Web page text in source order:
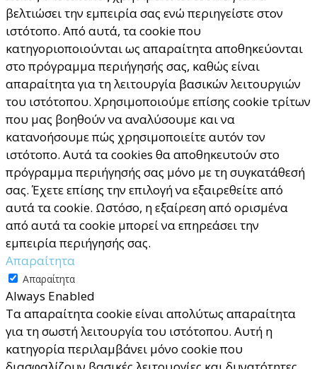
βελτιώσει την εμπειρία σας ενώ περιηγείστε στον
ιστότοπο. Από αυτά, τα cookie που
κατηγοριοποιούνται ως απαραίτητα αποθηκεύονται
στο πρόγραμμα περιήγησής σας, καθώς είναι
απαραίτητα για τη λειτουργία βασικών λειτουργιών
του ιστότοπου. Χρησιμοποιούμε επίσης cookie τρίτων
που μας βοηθούν να αναλύσουμε και να
κατανοήσουμε πώς χρησιμοποιείτε αυτόν τον
ιστότοπο. Αυτά τα cookies θα αποθηκευτούν στο
πρόγραμμα περιήγησής σας μόνο με τη συγκατάθεσή
σας. Έχετε επίσης την επιλογή να εξαιρεθείτε από
αυτά τα cookie. Ωστόσο, η εξαίρεση από ορισμένα
από αυτά τα cookie μπορεί να επηρεάσει την
εμπειρία περιήγησής σας.
Απαραίτητα
Απαραίτητα
Always Enabled
Τα απαραίτητα cookie είναι απολύτως απαραίτητα
για τη σωστή λειτουργία του ιστότοπου. Αυτή η
κατηγορία περιλαμβάνει μόνο cookie που